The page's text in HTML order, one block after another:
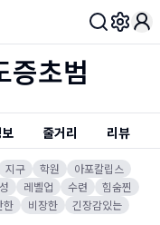
증초범
줄거리 리뷰
지구 학원
아포칼립스
레벨업 수련
힘숨찐
한 비장한
긴장감있는